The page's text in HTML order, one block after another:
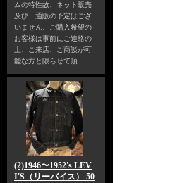
ムの特性故、ネット販売
及び、通販の予定はござ
いません。ご購入希望の
お客様は事前にご連絡の
上、ご来店、ご商談が可
能な方と限らせて頂…
(2)1946〜1952's LEV
I'S（リーバイス） 50